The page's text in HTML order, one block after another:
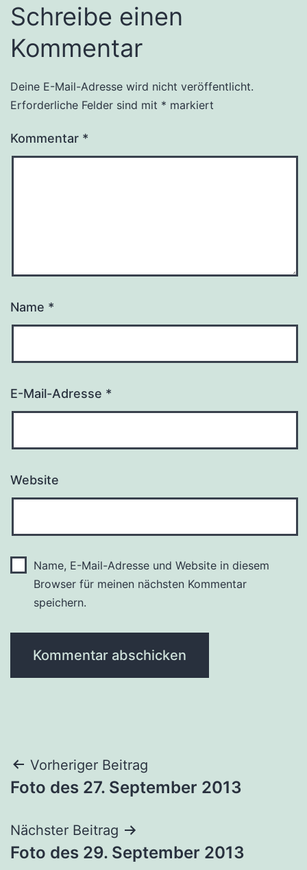
Schreibe einen
Kommentar
Deine E-Mail-Adresse wird nicht veröffentlicht.
Erforderliche Felder sind mit * markiert
Kommentar *
Name *
E-Mail-Adresse *
Website
Name, E-Mail-Adresse und Website in diesem
Browser für meinen nächsten Kommentar
speichern.
Beitragsnavigation
Vorheriger Beitrag
Foto des 27. September 2013
Nächster Beitrag
Foto des 29. September 2013